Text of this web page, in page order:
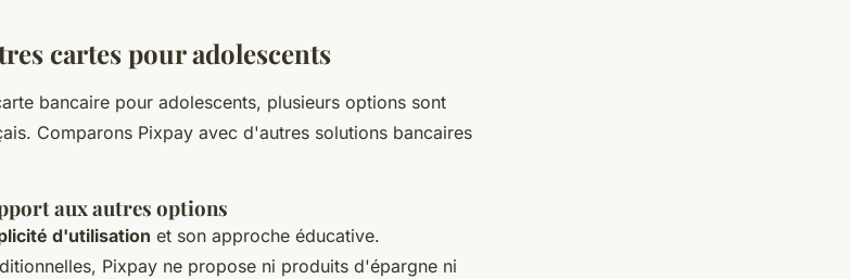
cartes pour adolescents
bancaire pour adolescents, plusieurs options sont
Comparons Pixpay avec d'autres solutions bancaires
aux autres options
d'utilisation et son approche éducative.
Pixpay ne propose ni produits d'épargne ni